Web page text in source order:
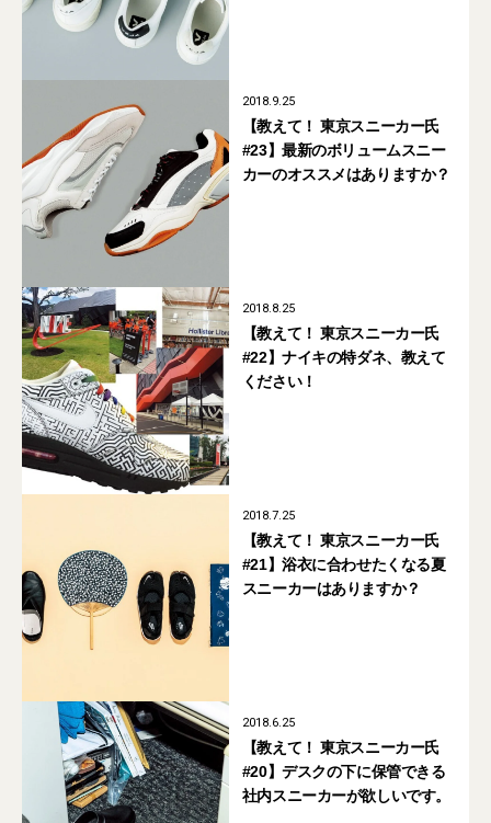
2018.9.25
【教えて！ 東京スニーカー氏
#23】最新のボリュームスニー
カーのオススメはありますか？
2018.8.25
【教えて！ 東京スニーカー氏
#22】ナイキの特ダネ、教えて
ください！
2018.7.25
【教えて！ 東京スニーカー氏
#21】浴衣に合わせたくなる夏
スニーカーはありますか？
2018.6.25
【教えて！ 東京スニーカー氏
#20】デスクの下に保管できる
社内スニーカーが欲しいです。